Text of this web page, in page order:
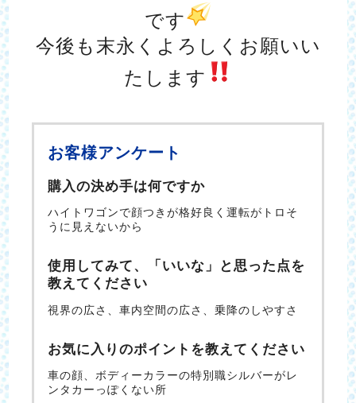
です
今後も末永くよろしくお願いい
たします
お客様アンケート
購入の決め手は何ですか
ハイトワゴンで顔つきが格好良く運転がトロそ
うに見えないから
使用してみて、「いいな」と思った点を
教えてください
視界の広さ、車内空間の広さ、乗降のしやすさ
お気に入りのポイントを教えてください
車の顔、ボディーカラーの特別職シルバーがレ
ンタカーっぽくない所